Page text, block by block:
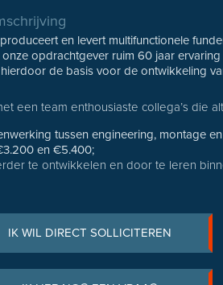
en levert multifunctionele
opdrachtgever ruim 60 jaar
de basis voor de ontwikkeling
een team enthousiaste collega’s die
tussen engineering, montage
en €5.400;
te ontwikkelen en door te leren
IK WIL DIRECT SOLLICITEREN